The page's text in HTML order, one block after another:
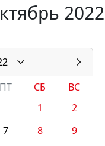
2022
ПТ СБ
ВС
1
2
7 8
9